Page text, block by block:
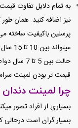
به تمام دلایل تفاوت
نیز اضافه کنید. همان
پرسلین باکیفیت
حالت بین
قیمت تر بودن لمینت
چرا لمینت
بسیاری از افراد تصور
بسیار گران است درحالی